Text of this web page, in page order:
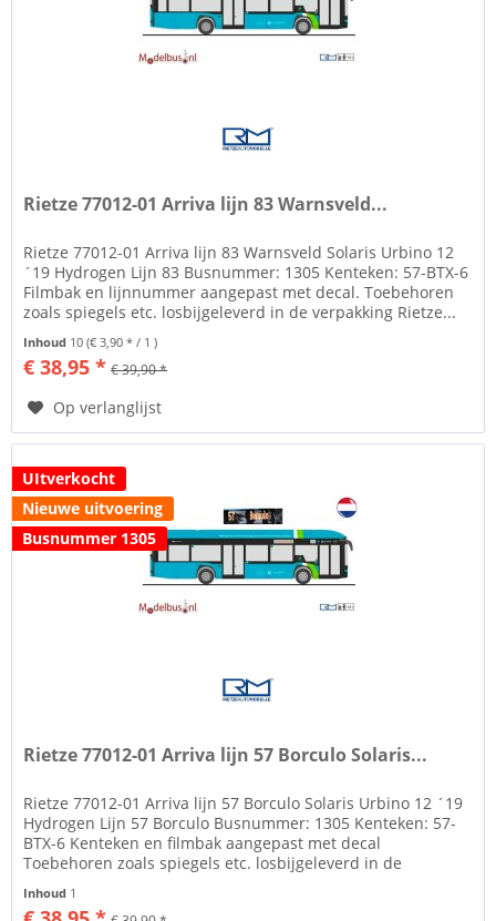
Rietze 77012-01 Arriva lijn 83 Warnsveld...
Rietze 77012-01 Arriva lijn 83 Warnsveld Solaris Urbino 12
´19 Hydrogen Lijn 83 Busnummer: 1305 Kenteken: 57-BTX-6
Filmbak en lijnnummer aangepast met decal. Toebehoren
zoals spiegels etc. losbijgeleverd in de verpakking Rietze...
Inhoud 10(€ 3,90 * / 1 )
€ 38,95 * € 39,90 *
Op verlanglijst
UItverkocht
Nieuwe uitvoering
Busnummer 1305
Rietze 77012-01 Arriva lijn 57 Borculo Solaris...
Rietze 77012-01 Arriva lijn 57 Borculo Solaris Urbino 12 ´19
Hydrogen Lijn 57 Borculo Busnummer: 1305 Kenteken: 57-
BTX-6 Kenteken en filmbak aangepast met decal
Toebehoren zoals spiegels etc. losbijgeleverd in de
Inhoud 1